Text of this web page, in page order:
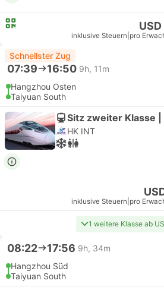
inklusive Steuern pro
Schnellster Zug
07:39 16:50 9h, 11m
Hangzhou Osten
Taiyuan South
Sitz zweiter Klasse
HK INT
inklusive Steuern pro
1 weitere Klasse ab
08:22 17:56 9h, 34m
Hangzhou Süd
Taiyuan South